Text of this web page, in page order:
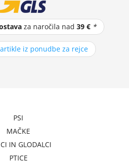
za naročila nad39 € *
iz ponudbe za rejce
PSI
MAČKE
IN GLODALCI
PTICE